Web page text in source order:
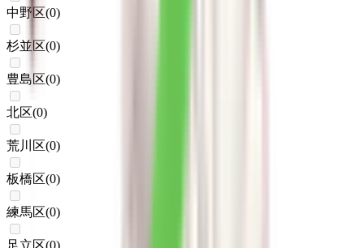
中野区(0)
杉並区(0)
豊島区(0)
北区(0)
荒川区(0)
板橋区(0)
練馬区(0)